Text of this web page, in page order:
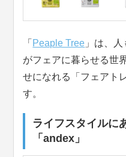
「 Peaple Tree 」は、
がフェアに暮らせる世
せになれる「フェアト
す。
ライフスタイルに
「andex」